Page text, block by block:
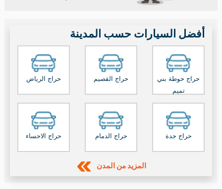
أفضل السيارات حسب المدينة
حراج حوطة بني
تميم
حراج القصيم حراج الرياض
حراج جدة حراج الدمام حراج الاحساء
المزيد من المدن